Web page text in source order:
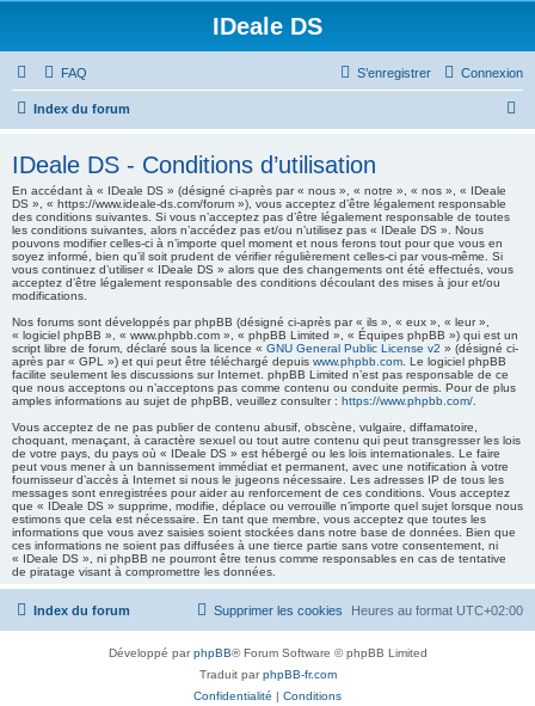
IDeale DS
FAQ Connexion
S’enregistrer
Index du forum
IDeale DS - Conditions d’utilisation
En accédant à « IDeale DS » (désigné ci-après par « nous », « notre », « nos », « IDeale
DS », « https://www.ideale-ds.com/forum »), vous acceptez d’être légalement responsable
des conditions suivantes. Si vous n’acceptez pas d’être légalement responsable de toutes
les conditions suivantes, alors n’accédez pas et/ou n’utilisez pas « IDeale DS ». Nous
pouvons modifier celles-ci à n’importe quel moment et nous ferons tout pour que vous en
soyez informé, bien qu’il soit prudent de vérifier régulièrement celles-ci par vous-même. Si
vous continuez d’utiliser « IDeale DS » alors que des changements ont été effectués, vous
acceptez d’être légalement responsable des conditions découlant des mises à jour et/ou
modifications.
Nos forums sont développés par phpBB (désigné ci-après par « ils », « eux », « leur »,
« logiciel phpBB », « www.phpbb.com », « phpBB Limited », « Équipes phpBB ») qui est un
script libre de forum, déclaré sous la licence « GNU General Public License v2 » (désigné ci-
après par « GPL ») et qui peut être téléchargé depuis www.phpbb.com . Le logiciel phpBB
facilite seulement les discussions sur Internet. phpBB Limited n’est pas responsable de ce
que nous acceptons ou n’acceptons pas comme contenu ou conduite permis. Pour de plus
amples informations au sujet de phpBB, veuillez consulter : https://www.phpbb.com/
Vous acceptez de ne pas publier de contenu abusif, obscène, vulgaire, diffamatoire,
choquant, menaçant, à caractère sexuel ou tout autre contenu qui peut transgresser les lois
de votre pays, du pays où « IDeale DS » est hébergé ou les lois internationales. Le faire
peut vous mener à un bannissement immédiat et permanent, avec une notification à votre
fournisseur d’accès à Internet si nous le jugeons nécessaire. Les adresses IP de tous les
messages sont enregistrées pour aider au renforcement de ces conditions. Vous acceptez
que « IDeale DS » supprime, modifie, déplace ou verrouille n’importe quel sujet lorsque nous
estimons que cela est nécessaire. En tant que membre, vous acceptez que toutes les
informations que vous avez saisies soient stockées dans notre base de données. Bien que
ces informations ne soient pas diffusées à une tierce partie sans votre consentement, ni
« IDeale DS », ni phpBB ne pourront être tenus comme responsables en cas de tentative
de piratage visant à compromettre les données.
Index du forum Heures au format UTC+02:00
Supprimer les cookies
Développé parphpBB® Forum Software © phpBB Limited
Traduit parphpBB-fr.com
Confidentialité | Conditions